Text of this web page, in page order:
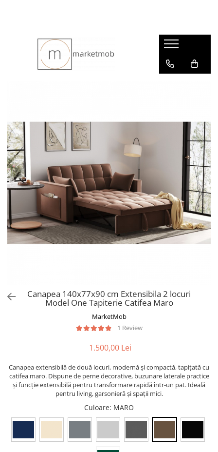
Canapea 140x77x90 cm Extensibila 2 locuri
Model One Tapiterie Catifea Maro
MarketMob
1 Review
1.500,00 Lei
Canapea extensibilă de două locuri, modernă și compactă, tapițată cu
catifea maro. Dispune de perne decorative, buzunare laterale practice
și funcție extensibilă pentru transformare rapidă într-un pat. Ideală
pentru living, garsonieră și spații mici.
Culoare: MARO